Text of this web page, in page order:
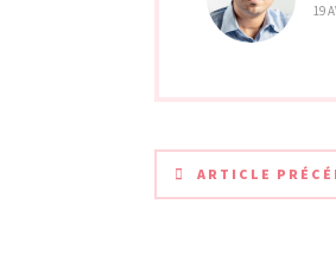
19
ARTICLE